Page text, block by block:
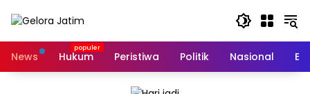
News
Hukum Peristiwa Politik Nasional